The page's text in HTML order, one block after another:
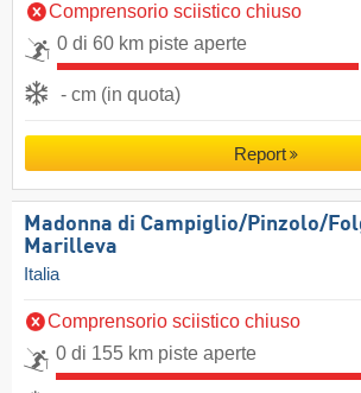
Comprensorio sciistico chiuso
0 di 60 km piste aperte
- cm (in quota)
Report
Madonna di Campiglio/​Pinzolo/​
Marilleva
Italia
Comprensorio sciistico chiuso
0 di 155 km piste aperte